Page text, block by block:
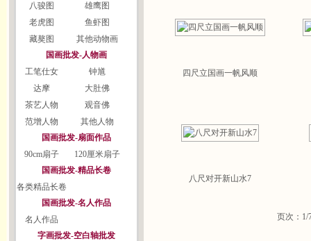
八骏图
雄鹰图
老虎图
鱼虾图
藏獒图
其他动物画
国画批发-人物画
工笔仕女
钟馗
达摩
大肚佛
茶艺人物
观音佛
范增人物
其他人物
国画批发-扇面作品
90cm扇子
120厘米扇子
国画批发-精品长卷
各类精品长卷
国画批发-名人作品
名人作品
字画批发-空白轴批发
四尺立国画一帆风顺
八尺对开新山水7
页次：